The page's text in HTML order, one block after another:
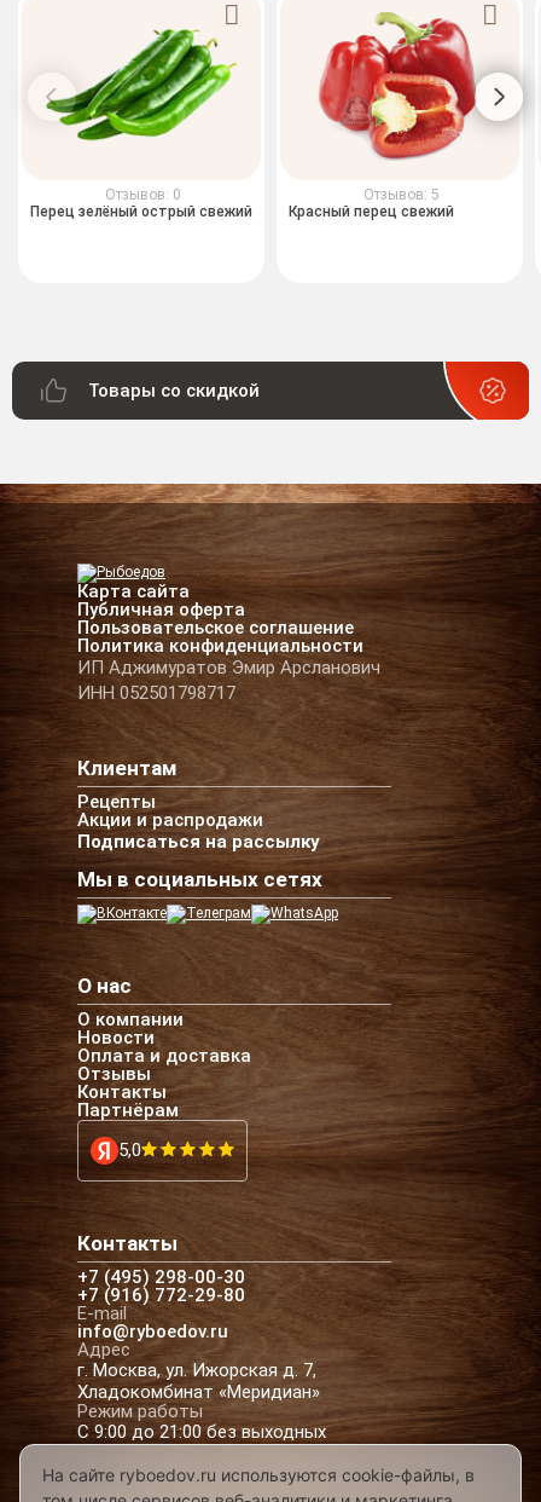
Отзывов: 0
Перец зелёный острый свежий
Отзывов: 5
Красный перец свежий
Товары со скидкой
Карта сайта
Публичная оферта
Пользовательское соглашение
Политика конфиденциальности
ИП Аджимуратов Эмир Арсланович
ИНН 052501798717
Клиентам
Рецепты
Акции и распродажи
Подписаться на рассылку
Мы в социальных сетях
О нас
О компании
Новости
Оплата и доставка
Отзывы
Контакты
Партнёрам
5,0
Контакты
+7 (495) 298-00-30
+7 (916) 772-29-80
E-mail
info@ryboedov.ru
Адрес
г. Москва, ул. Ижорская д. 7,
Хладокомбинат «Меридиан»
Режим работы
С 9:00 до 21:00 без выходных
На сайте ryboedov.ru используются cookie-файлы, в